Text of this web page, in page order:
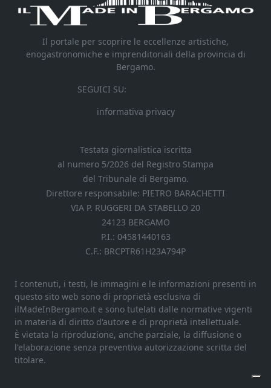
Il portale per scoprire le eccellenze artistiche,
enogastronomiche e imprenditoriali della provincia di
Bergamo.
SEGUICI SU:
informativa privacy
Testata giornalistica iscritta
al numero 5/2026 del Registro Stampa
del Tribunale di Bergamo.
Direttore responsabile: PIETRO BARACHETTI
VIA P. RUGGERI DA STABELLO 20
24123 BERGAMO
P.I.: 04581440163
C.F.: BRCPTR61H23A794P
I contenuti, i testi, le immagini e le informazioni presenti in
questo sito web sono di proprietà esclusiva di
ilMadeInBergamo.it e sono tutelati dalle normative vigenti
in materia di diritto d'autore e di proprietà intellettuale.
È vietata la riproduzione, anche parziale, la diffusione o
l'elaborazione senza preventiva autorizzazione scritta del
titolare.